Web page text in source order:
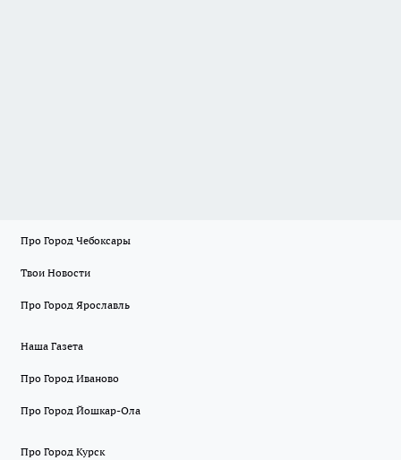
Про Город Чебоксары
Твои Новости
Про Город Ярославль
Наша Газета
Про Город Иваново
Про Город Йошкар-Ола
Про Город Курск